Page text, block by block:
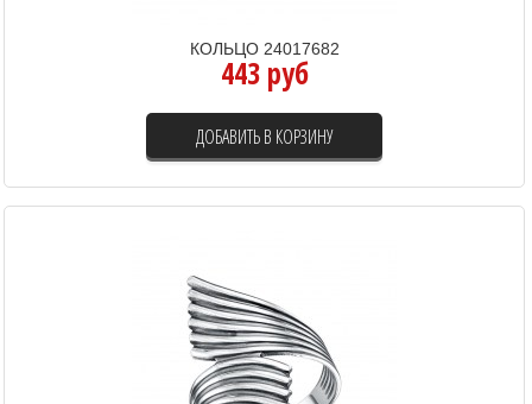
КОЛЬЦО 24017682
443 руб
ДОБАВИТЬ В КОРЗИНУ